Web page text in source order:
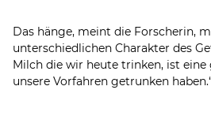
Das hänge, meint die Forscherin,
unterschiedlichen Charakter des
Milch die wir heute trinken, ist eine
unsere Vorfahren getrunken